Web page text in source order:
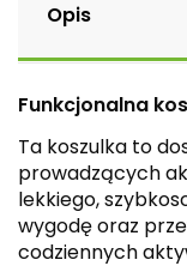
Opis
Funkcjonalna
Ta koszulka to
prowadzących
lekkiego,
wygodę oraz
codziennych